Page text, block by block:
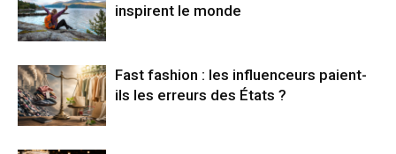
inspirent le monde
Fast fashion : les influenceurs paient-
ils les erreurs des États ?